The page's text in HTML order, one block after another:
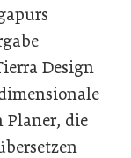
Design
die